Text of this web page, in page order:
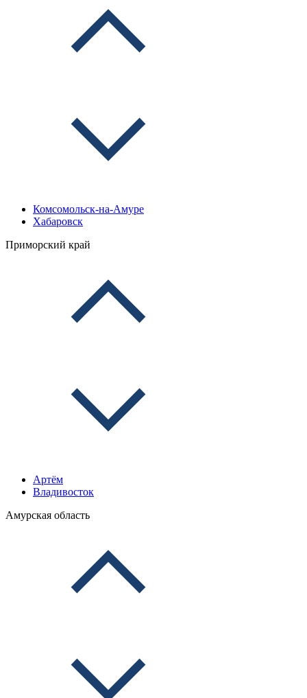
Комсомольск-на-Амуре
Хабаровск
Приморский край
Артём
Владивосток
Амурская область